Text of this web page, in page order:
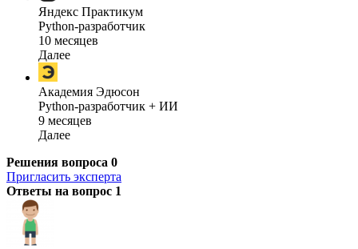
Яндекс Практикум
Python-разработчик
10 месяцев
Далее
Академия Эдюсон
Python-разработчик + ИИ
9 месяцев
Далее
Решения вопроса 0
Пригласить эксперта
Ответы на вопрос 1